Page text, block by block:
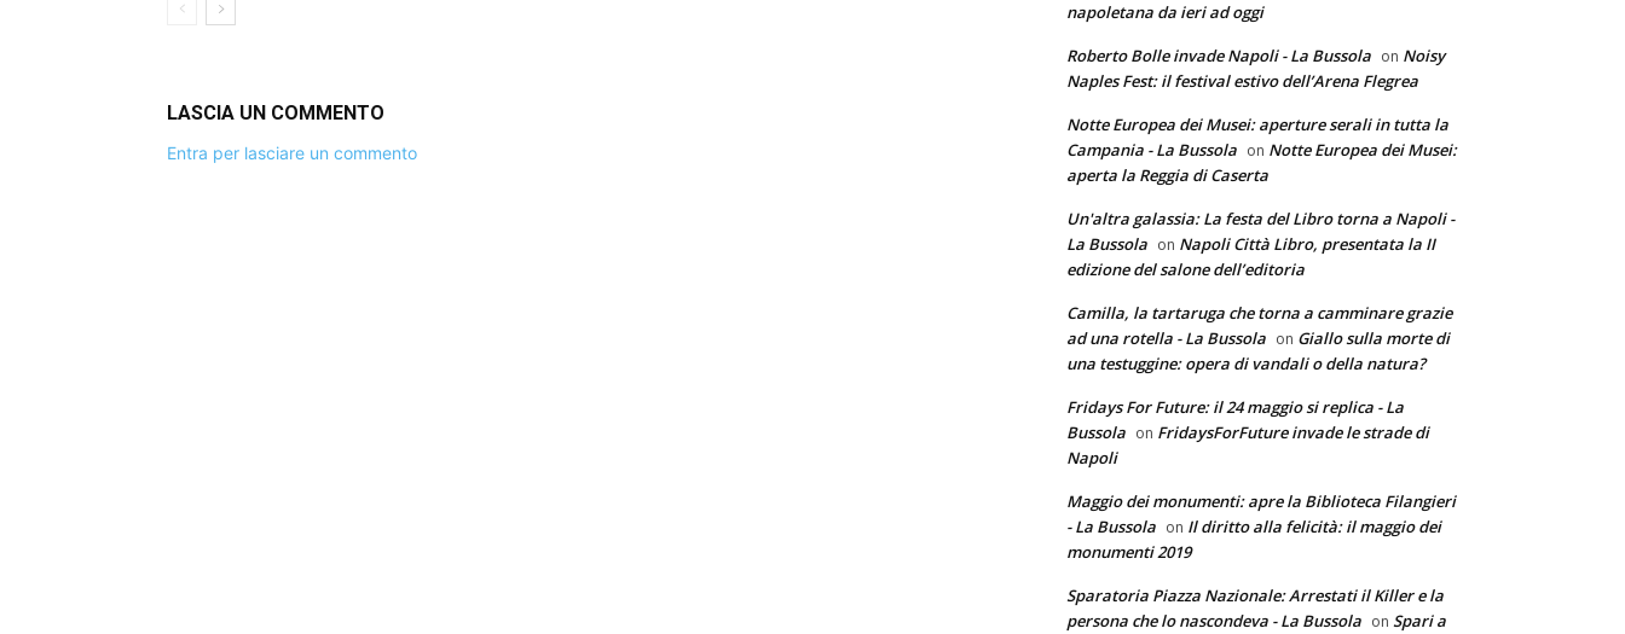
LASCIA UN COMMENTO
Entra per lasciare un commento
napoletana da ieri ad oggi
Roberto Bolle invade Napoli - La Bussola on Noisy
Naples Fest: il festival estivo dell’Arena Flegrea
Notte Europea dei Musei: aperture serali in tutta la
Campania - La Bussola on Notte Europea dei Musei:
aperta la Reggia di Caserta
Un'altra galassia: La festa del Libro torna a Napoli -
La Bussola on Napoli Città Libro, presentata la II
edizione del salone dell’editoria
Camilla, la tartaruga che torna a camminare grazie
ad una rotella - La Bussola on Giallo sulla morte di
una testuggine: opera di vandali o della natura?
Fridays For Future: il 24 maggio si replica - La
Bussola on FridaysForFuture invade le strade di
Napoli
Maggio dei monumenti: apre la Biblioteca Filangieri
- La Bussola on Il diritto alla felicità: il maggio dei
monumenti 2019
Sparatoria Piazza Nazionale: Arrestati il Killer e la
persona che lo nascondeva - La Bussola on Spari a